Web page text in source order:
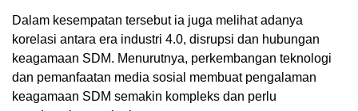
Dalam kesempatan tersebut ia juga melihat adanya
korelasi antara era industri 4.0, disrupsi dan hubungan
keagamaan SDM. Menurutnya, perkembangan teknologi
dan pemanfaatan media sosial membuat pengalaman
keagamaan SDM semakin kompleks dan perlu